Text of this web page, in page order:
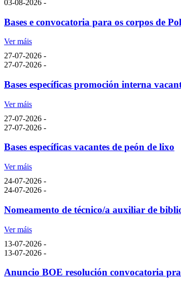
03-08-2026 -
Bases e convocatoria para os corpos de
Ver máis
27-07-2026 -
27-07-2026 -
Bases específicas promoción interna
Ver máis
27-07-2026 -
27-07-2026 -
Bases específicas vacantes de peón de lixo
Ver máis
24-07-2026 -
24-07-2026 -
Nomeamento de técnico/a auxiliar de
Ver máis
13-07-2026 -
13-07-2026 -
Anuncio BOE resolución convocatoria